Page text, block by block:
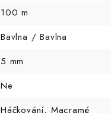
100 m
Bavlna / Bavlna
5 mm
Ne
Háčkování, Macramé